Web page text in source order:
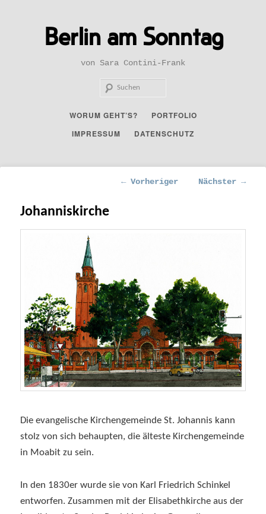
Berlin am Sonntag
von Sara Contini-Frank
HauptmenüWORUM GEHT’S?
PORTFOLIO
IMPRESSUM
DATENSCHUTZ
Beitragsnavigation
←Vorheriger Nächster →
Johanniskirche
Die evangelische Kirchengemeinde St. Johannis kann
stolz von sich behaupten, die älteste Kirchengemeinde
in Moabit zu sein.
In den 1830er wurde sie von Karl Friedrich Schinkel
entworfen. Zusammen mit der Elisabethkirche aus der